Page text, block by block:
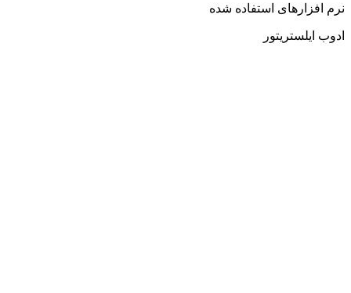
نرم افزارهای استفاده شده
ادوب ایلستریتور